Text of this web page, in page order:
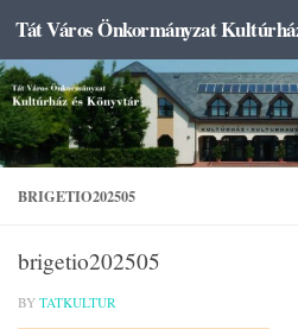
Skip to content
BRIGETIO202505
brigetio202505
BY TATKULTUR